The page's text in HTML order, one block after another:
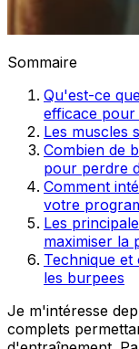
Sommaire
Qu'est-ce
efficace pour
Les muscles
Combien de
pour perdre
Comment
votre
Les
maximiser la
Technique
les burpees
Je m'intéresse
complets